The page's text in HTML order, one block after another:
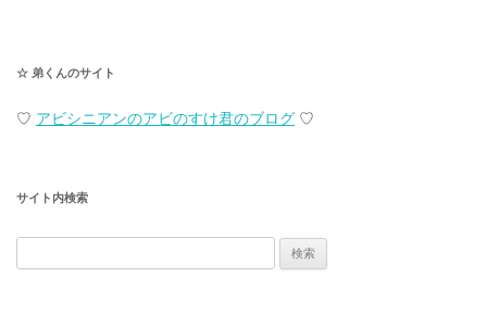
☆ 弟くんのサイト
♡ アビシニアンのアビのすけ君のブログ ♡
サイト内検索
索: